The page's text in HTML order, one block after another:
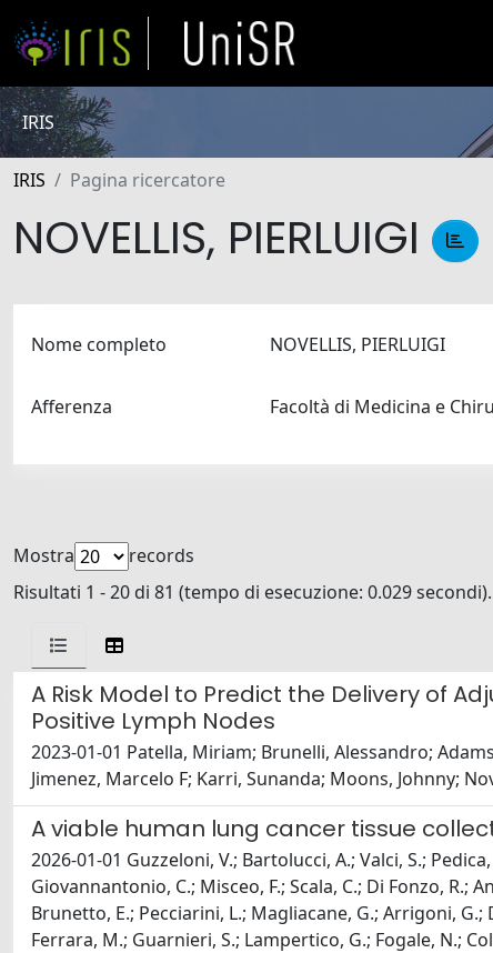
IRIS
IRIS Pagina ricercatore
NOVELLIS, PIERLUIGI
Nome completo NOVELLIS, PIERLUIGI
Afferenza Facoltà di Medicina e
Mostra
records
Risultati 1 - 20 di 81 (tempo di esecuzione: 0.029 secondi).
A Risk Model to Predict the Delivery of
Positive Lymph Nodes
2023-01-01 Patella, Miriam; Brunelli, Alessandro;
Jimenez, Marcelo F; Karri, Sunanda; Moons, Johnny;
A viable human lung cancer tissue
2026-01-01 Guzzeloni, V.; Bartolucci, A.; Valci, S.;
Giovannantonio, C.; Misceo, F.; Scala, C.; Di Fonzo, R.;
Brunetto, E.; Pecciarini, L.; Magliacane, G.; Arrigoni, G.;
Ferrara, M.; Guarnieri, S.; Lampertico, G.; Fogale, N.;